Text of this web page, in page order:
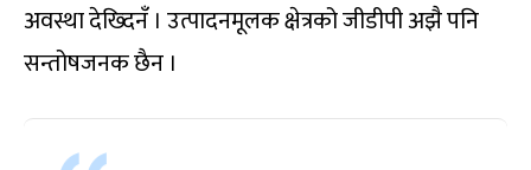
अवस्था देख्दिनँ । उत्पादनमूलक क्षेत्रको जीडीपी अझै पनि
सन्तोषजनक छैन ।